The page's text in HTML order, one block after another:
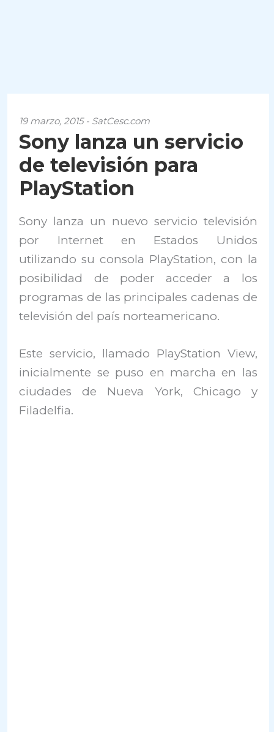
19 marzo, 2015 - SatCesc.com
Sony lanza un servicio
de televisión para
PlayStation
Sony lanza un nuevo servicio televisión
por Internet en Estados Unidos
utilizando su consola PlayStation, con la
posibilidad de poder acceder a los
programas de las principales cadenas de
televisión del país norteamericano.
Este servicio, llamado PlayStation View,
inicialmente se puso en marcha en las
ciudades de Nueva York, Chicago y
Filadelfia.